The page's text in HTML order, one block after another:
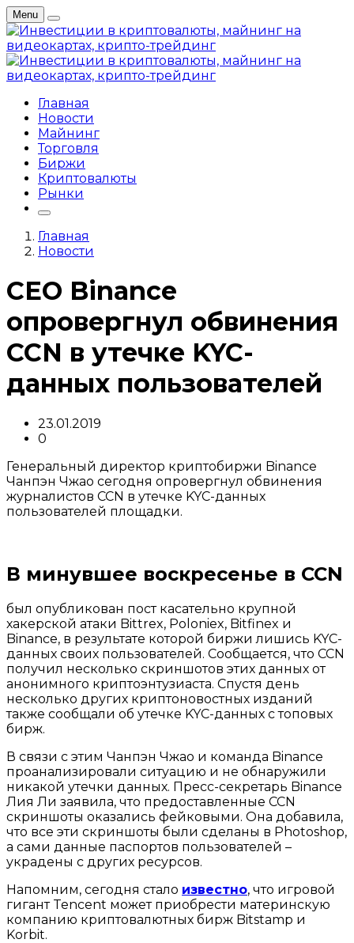
Menu
Главная
Новости
Майнинг
Торговля
Биржи
Криптовалюты
Рынки
Главная
Новости
CEO Binance
опровергнул обвинения
CCN в утечке KYC-
данных пользователей
23.01.2019
0
Генеральный директор криптобиржи Binance
Чанпэн Чжао сегодня опровергнул обвинения
журналистов CCN в утечке KYC-данных
пользователей площадки.
В минувшее воскресенье в CCN
был опубликован пост касательно крупной
хакерской атаки Bittrex, Poloniex, Bitfinex и
Binance, в результате которой биржи лишись KYC-
данных своих пользователей. Сообщается, что CCN
получил несколько скриншотов этих данных от
анонимного криптоэнтузиаста. Спустя день
несколько других криптоновостных изданий
также сообщали об утечке KYC-данных с топовых
бирж.
В связи с этим Чанпэн Чжао и команда Binance
проанализировали ситуацию и не обнаружили
никакой утечки данных. Пресс-секретарь Binance
Лия Ли заявила, что предоставленные CCN
скриншоты оказались фейковыми. Она добавила,
что все эти скриншоты были сделаны в Photoshop,
а сами данные паспортов пользователей –
украдены с других ресурсов.
Напомним, сегодня стало известно, что игровой
гигант Tencent может приобрести материнскую
компанию криптовалютных бирж Bitstamp и
Korbit.